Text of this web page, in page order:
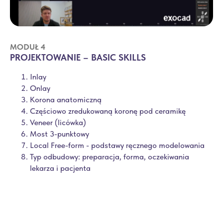
MODUŁ 4
PROJEKTOWANIE – BASIC SKILLS
Inlay
Onlay
Korona anatomiczną
Częściowo zredukowaną koronę pod ceramikę
Veneer (licówka)
Most 3-punktowy
Local Free-form - podstawy ręcznego modelowania
Typ odbudowy: preparacja, forma, oczekiwania
lekarza i pacjenta